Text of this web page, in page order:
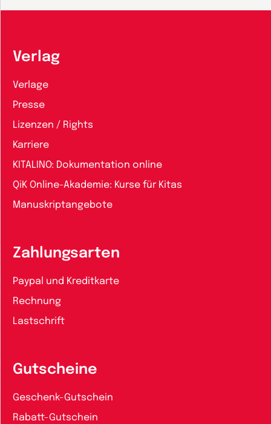
Verlag
Verlage
Presse
Lizenzen / Rights
Karriere
KITALINO: Dokumentation online
QiK Online-Akademie: Kurse für Kitas
Manuskriptangebote
Zahlungsarten
Paypal und Kreditkarte
Rechnung
Lastschrift
Gutscheine
Geschenk-Gutschein
Rabatt-Gutschein